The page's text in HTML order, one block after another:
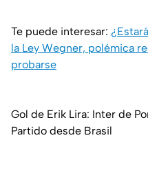
Te puede interesar:
la Ley Wegner, polémica
probarse
Gol de Erik Lira: Inter de
Partido desde Brasil